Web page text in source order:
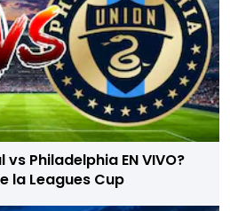
Philadelphia EN VIVO?
la Leagues Cup